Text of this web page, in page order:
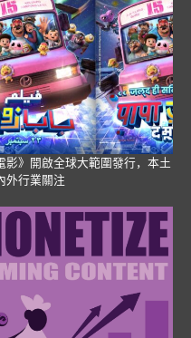
影》開啟全球大範圍發行，本土
外行業關注